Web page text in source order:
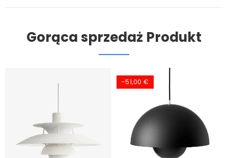
Gorąca sprzedaż Produkt
-51,00 €